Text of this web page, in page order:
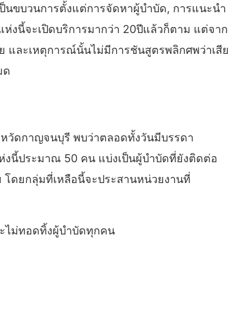
นขบวนการตั้งแต่การจัดหาผู้บำบัด, การแนะนำ
งนี้จะเปิดบริการมากว่า 20ปีแล้วก็ตาม แต่จาก
และเหตุการณ์นั้นไม่มีการชันสูตรพลิกศพว่าเสีย
ด
วัดกาญจนบุรี พบว่าตลอดทั้งวันมีบรรดา
งนี้ประมาณ 50 คน แบ่งเป็นผู้บำบัดที่ยังติดต่อ
ดยกลุ่มที่เหลือนี้จะประสานหน่วยงานที่
ไม่ทอดทิ้งผู้บำบัดทุกคน